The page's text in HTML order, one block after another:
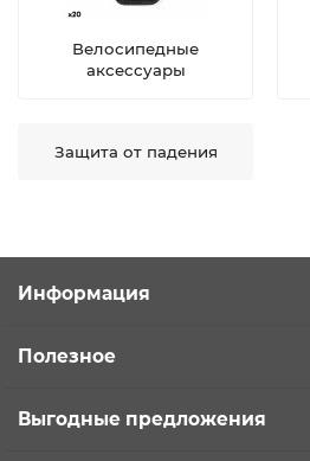
Велосипедные
аксессуары
Защита от падения
Информация
Полезное
Выгодные предложения